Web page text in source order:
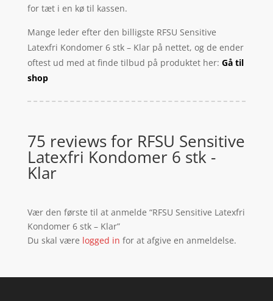
for tæt i en kø til kassen.
Mange leder efter den billigste RFSU Sensitive
Latexfri Kondomer 6 stk – Klar på nettet, og de ender
oftest ud med at finde tilbud på produktet her: Gå til
shop
75 reviews for RFSU Sensitive
Latexfri Kondomer 6 stk -
Klar
Vær den første til at anmelde “RFSU Sensitive Latexfri
Kondomer 6 stk – Klar”
Du skal være logged in for at afgive en anmeldelse.